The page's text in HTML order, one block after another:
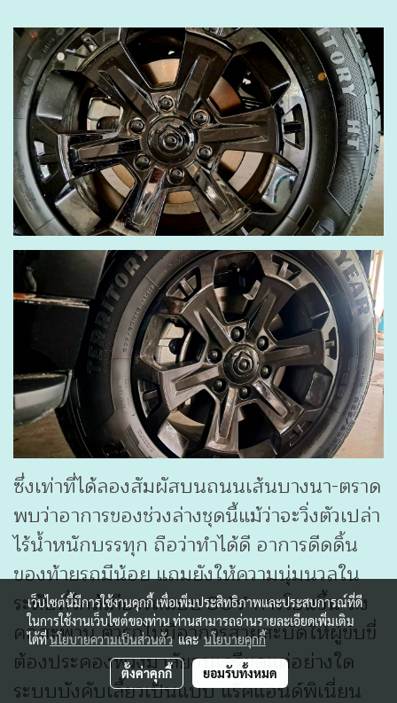
ซึ่งเท่าที่ได้ลองสัมผัสบนถนนเส้นบางนา-ตราด
พบว่าอาการของช่วงล่างชุดนี้แม้ว่าจะวิ่งตัวเปล่า
ไร้น้ำหนักบรรทุก ถือว่าทำได้ดี อาการดีดดิ้น
ของท้ายรถมีน้อย แถมยังให้ความนุ่มนวลใน
ระดับที่ใกล้เคียงรถแบบ SUV การโยนขึ้น-ลง
คอสะพาน ตัวรถไม่มีอาการส่ายสะบัดให้ผู้ขับขี่
ต้องประคองพวงมาลัยจนเครียดแต่อย่างใด
ระบบบังคับเลี้ยวเป็นแบบ แร็คแอนด์พิเนี่ยน
เว็บไซต์นี้มีการใช้งานคุกกี้ เพื่อเพิ่มประสิทธิภาพและประสบการณ์ที่ดี
ในการใช้งานเว็บไซต์ของท่าน ท่านสามารถอ่านรายละเอียดเพิ่มเติม
ได้ที่นโยบายความเป็นส่วนตัวและนโยบายคุกกี้
ตั้งค่าคุกกี้ ยอมรับทั้งหมด